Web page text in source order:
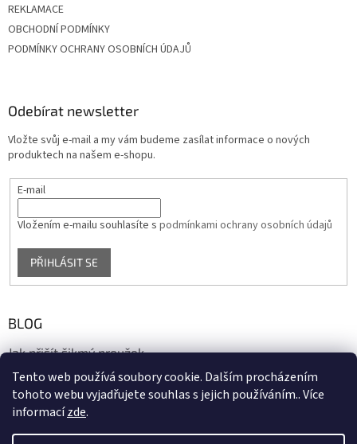
Tento web používá soubory cookie. Dalším procházením
tohoto webu vyjadřujete souhlas s jejich používáním.. Více
informacízde.
REKLAMACE
OBCHODNÍ PODMÍNKY
PODMÍNKY OCHRANY OSOBNÍCH ÚDAJŮ
Odebírat newsletter
Vložte svůj e-mail a my vám budeme zasílat informace o nových
produktech na našem e-shopu.
E-mail
Vložením e-mailu souhlasíte s podmínkami ochrany osobních údajů
PŘIHLÁSIT SE
BLOG
Jak přišít šikmý proužek
17.10.2020